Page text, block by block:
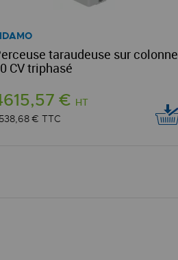
taraudeuse sur colonne
CV triphasé
€ HT
€ TTC